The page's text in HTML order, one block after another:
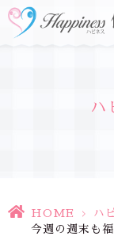
ハ
HOME > ハ
今週の週末も